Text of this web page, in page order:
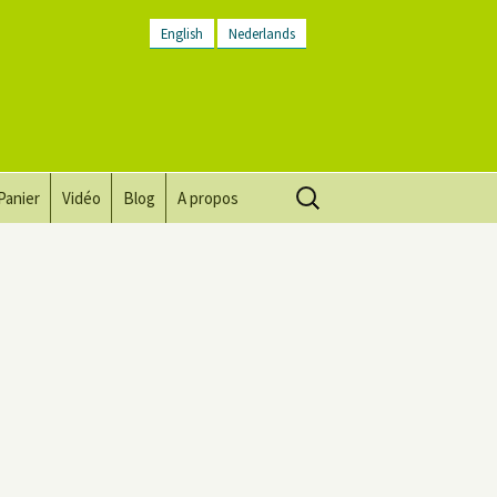
English Nederlands
Vidéo Blog A propos
Rechercher :